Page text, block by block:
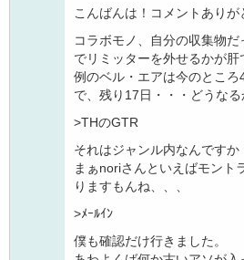
こんばんは！コメントありが
コラボモノ、自分の収集物だ
でリミッターを外せるかが肝
例のベル・エアは今のところ
で、残り17日・・・どうなる
>THのGTR
それはジャンル内なんですか
まぁnoriさんといえばモント
りますもんね、、、
>ﾒｰﾙｲﾝ
僕も確認だけ行きました。